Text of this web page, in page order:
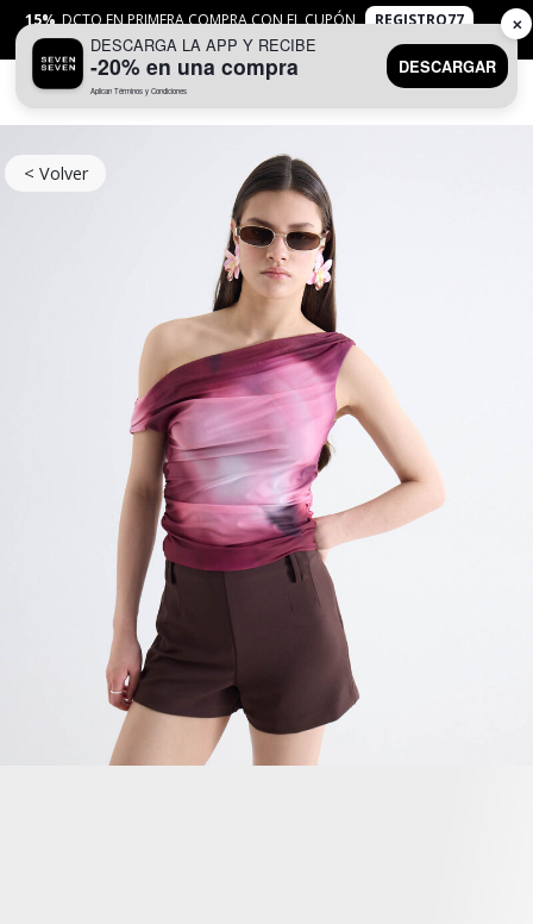
15% DCTO EN PRIMERA COMPRA CON EL CUPÓN
REGISTRO77
APLICANTYC
< Volver
DESCARGA LA APP Y RECIBE
-20% en una compra
Aplican Términos y Condiciones
DESCARGAR
✕